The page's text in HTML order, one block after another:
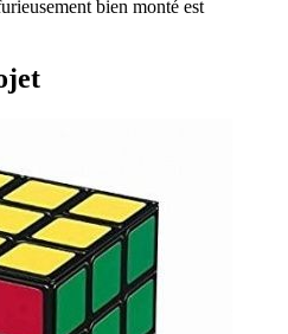
bien monté est